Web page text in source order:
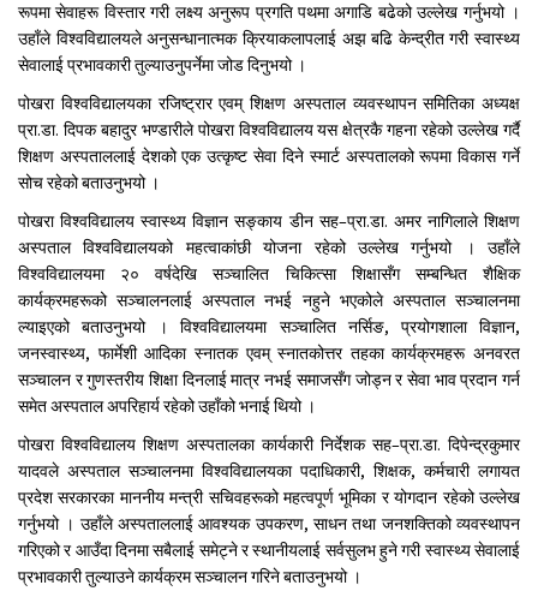
रूपमा सेवाहरू विस्तार गरी लक्ष्य अनुरूप प्रगति पथमा अगाडि बढेको उल्लेख गर्नुभयो ।
उहाँले विश्वविद्यालयले अनुसन्धानात्मक क्रियाकलापलाई अझ बढि केन्द्रीत गरी स्वास्थ्य
सेवालाई प्रभावकारी तुल्याउनुपर्नेमा जोड दिनुभयो ।
पोखरा विश्वविद्यालयका रजिष्ट्रार एवम् शिक्षण अस्पताल व्यवस्थापन समितिका अध्यक्ष
प्रा.डा. दिपक बहादुर भण्डारीले पोखरा विश्वविद्यालय यस क्षेत्रकै गहना रहेको उल्लेख गर्दै
शिक्षण अस्पताललाई देशको एक उत्कृष्ट सेवा दिने स्मार्ट अस्पतालको रूपमा विकास गर्ने
सोच रहेको बताउनुभयो ।
पोखरा विश्वविद्यालय स्वास्थ्य विज्ञान सङ्काय डीन सह–प्रा.डा. अमर नागिलाले शिक्षण
अस्पताल विश्वविद्यालयको महत्वाकांछी योजना रहेको उल्लेख गर्नुभयो । उहाँले
विश्वविद्यालयमा २० वर्षदेखि सञ्चालित चिकित्सा शिक्षासँग सम्बन्धित शैक्षिक
कार्यक्रमहरूको सञ्चालनलाई अस्पताल नभई नहुने भएकोले अस्पताल सञ्चालनमा
ल्याइएको बताउनुभयो । विश्वविद्यालयमा सञ्चालित नर्सिङ, प्रयोगशाला विज्ञान,
जनस्वास्थ्य, फार्मेशी आदिका स्नातक एवम् स्नातकोत्तर तहका कार्यक्रमहरू अनवरत
सञ्चालन र गुणस्तरीय शिक्षा दिनलाई मात्र नभई समाजसँग जोड्न र सेवा भाव प्रदान गर्न
समेत अस्पताल अपरिहार्य रहेको उहाँको भनाई थियो ।
पोखरा विश्वविद्यालय शिक्षण अस्पतालका कार्यकारी निर्देशक सह–प्रा.डा. दिपेन्द्रकुमार
यादवले अस्पताल सञ्चालनमा विश्वविद्यालयका पदाधिकारी, शिक्षक, कर्मचारी लगायत
प्रदेश सरकारका माननीय मन्त्री सचिवहरूको महत्वपूर्ण भूमिका र योगदान रहेको उल्लेख
गर्नुभयो । उहाँले अस्पताललाई आवश्यक उपकरण, साधन तथा जनशक्तिको व्यवस्थापन
गरिएको र आउँदा दिनमा सबैलाई समेट्ने र स्थानीयलाई सर्वसुलभ हुने गरी स्वास्थ्य सेवालाई
प्रभावकारी तुल्याउने कार्यक्रम सञ्चालन गरिने बताउनुभयो ।